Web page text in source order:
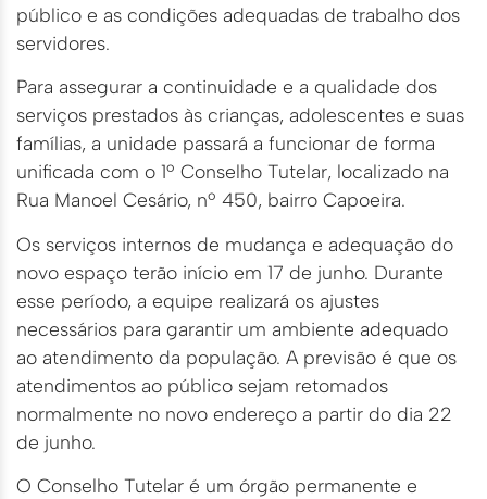
público e as condições adequadas de trabalho dos
servidores.
Para assegurar a continuidade e a qualidade dos
serviços prestados às crianças, adolescentes e suas
famílias, a unidade passará a funcionar de forma
unificada com o 1º Conselho Tutelar, localizado na
Rua Manoel Cesário, nº 450, bairro Capoeira.
Os serviços internos de mudança e adequação do
novo espaço terão início em 17 de junho. Durante
esse período, a equipe realizará os ajustes
necessários para garantir um ambiente adequado
ao atendimento da população. A previsão é que os
atendimentos ao público sejam retomados
normalmente no novo endereço a partir do dia 22
de junho.
O Conselho Tutelar é um órgão permanente e